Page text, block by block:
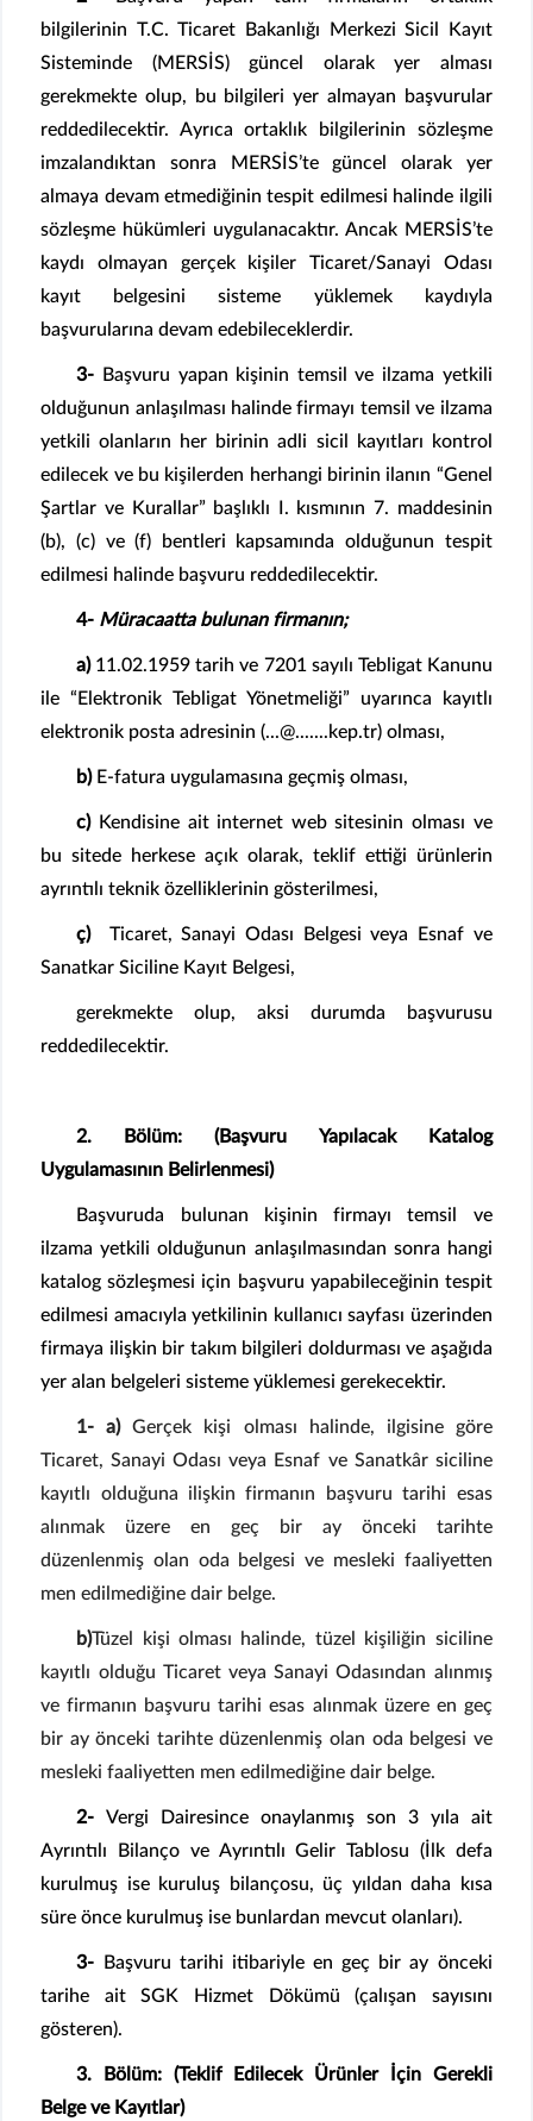
bilgilerinin T.C. Ticaret Bakanlığı Merkezi Sicil Kayıt
Sisteminde (MERSİS) güncel olarak yer alması
gerekmekte olup, bu bilgileri yer almayan başvurular
reddedilecektir. Ayrıca ortaklık bilgilerinin sözleşme
imzalandıktan sonra MERSİS’te güncel olarak yer
almaya devam etmediğinin tespit edilmesi halinde ilgili
sözleşme hükümleri uygulanacaktır. Ancak MERSİS’te
kaydı olmayan gerçek kişiler Ticaret/Sanayi Odası
kayıt belgesini sisteme yüklemek kaydıyla
başvurularına devam edebileceklerdir.
3-
Başvuru yapan kişinin temsil ve ilzama yetkili
olduğunun anlaşılması halinde firmayı temsil ve ilzama
yetkili olanların her birinin adli sicil kayıtları kontrol
edilecek ve bu kişilerden herhangi birinin ilanın “Genel
Şartlar ve Kurallar” başlıklı I. kısmının 7. maddesinin
(b), (c) ve (f) bentleri kapsamında olduğunun tespit
edilmesi halinde başvuru reddedilecektir.
4- Müracaatta bulunan firmanın;
a) 11.02.1959 tarih ve 7201 sayılı Tebligat Kanunu
ile “Elektronik Tebligat Yönetmeliği” uyarınca kayıtlı
elektronik posta adresinin (...@.......kep.tr) olması,
b) E-fatura uygulamasına geçmiş olması,
c) Kendisine ait internet web sitesinin olması ve
bu sitede herkese açık olarak, teklif ettiği ürünlerin
ayrıntılı teknik özelliklerinin gösterilmesi,
ç) Ticaret, Sanayi Odası Belgesi veya Esnaf ve
Sanatkar Siciline Kayıt Belgesi,
gerekmekte olup, aksi durumda başvurusu
reddedilecektir.
2. Bölüm: (Başvuru Yapılacak Katalog
Uygulamasının Belirlenmesi)
Başvuruda bulunan kişinin firmayı temsil ve
ilzama yetkili olduğunun anlaşılmasından sonra hangi
katalog sözleşmesi için başvuru yapabileceğinin tespit
edilmesi amacıyla yetkilinin kullanıcı sayfası üzerinden
firmaya ilişkin bir takım bilgileri doldurması ve aşağıda
yer alan belgeleri sisteme yüklemesi gerekecektir.
1- a)Gerçek kişi olması halinde, ilgisine göre
Ticaret, Sanayi Odası veya Esnaf ve Sanatkâr siciline
kayıtlı olduğuna ilişkin firmanın başvuru tarihi esas
alınmak üzere en geç bir ay önceki tarihte
düzenlenmiş olan oda belgesi ve mesleki faaliyetten
men edilmediğine dair belge.
b)Tüzel kişi olması halinde, tüzel kişiliğin siciline
kayıtlı olduğu Ticaret veya Sanayi Odasından alınmış
ve firmanın başvuru tarihi esas alınmak üzere en geç
bir ay önceki tarihte düzenlenmiş olan oda belgesi ve
mesleki faaliyetten men edilmediğine dair belge.
2-Vergi Dairesince onaylanmış son 3 yıla ait
Ayrıntılı Bilanço ve Ayrıntılı Gelir Tablosu (İlk defa
kurulmuş ise kuruluş bilançosu, üç yıldan daha kısa
süre önce kurulmuş ise bunlardan mevcut olanları).
3-
Başvuru tarihi itibariyle en geç bir ay önceki
tarihe ait SGK Hizmet Dökümü (çalışan sayısını
gösteren).
3. Bölüm: (Teklif Edilecek Ürünler İçin Gerekli
Belge ve Kayıtlar)